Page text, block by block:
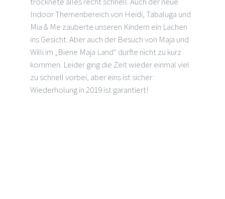
Indoor Themenbereich von Heidi, Tabaluga und
Mia & Me zauberte unseren Kindern ein Lachen
ins Gesicht. Aber auch der Besuch von Maja und
Willi im „Biene Maja Land“ durfte nicht zu kurz
kommen. Leider ging die Zeit wieder einmal viel
zu schnell vorbei, aber eins ist sicher:
Wiederholung in 2019 ist garantiert!